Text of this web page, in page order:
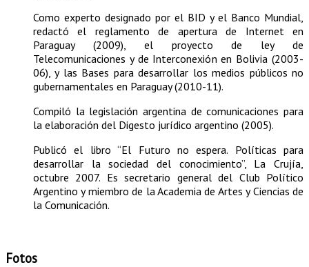
Como experto designado por el BID y el Banco Mundial,
redactó el reglamento de apertura de Internet en
Paraguay (2009), el proyecto de ley de
Telecomunicaciones y de Interconexión en Bolivia (2003-
06), y las Bases para desarrollar los medios públicos no
gubernamentales en Paraguay (2010-11).
Compiló la legislación argentina de comunicaciones para
la elaboración del Digesto jurídico argentino (2005).
Publicó el libro “El Futuro no espera. Políticas para
desarrollar la sociedad del conocimiento”, La Crujía,
octubre 2007. Es secretario general del Club Político
Argentino y miembro de la Academia de Artes y Ciencias de
la Comunicación.
Fotos